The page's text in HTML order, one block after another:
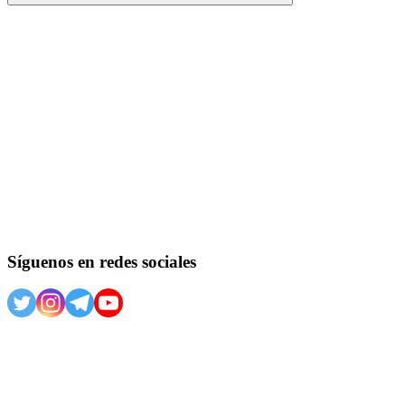
Buscar
Síguenos en redes sociales